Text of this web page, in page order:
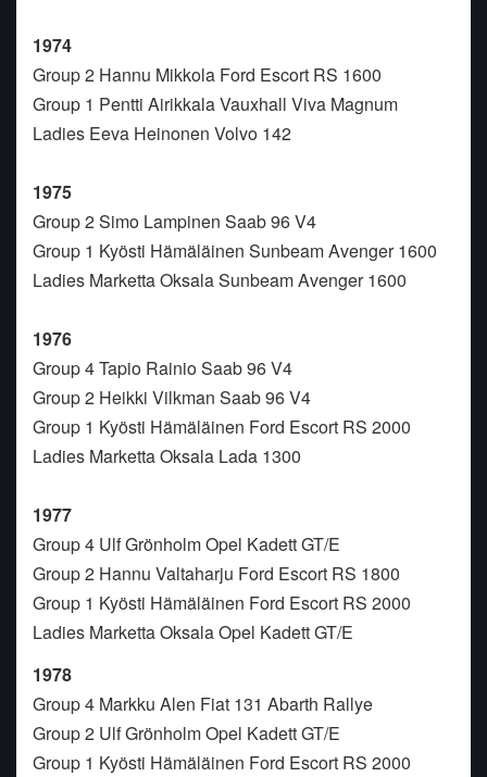
1974
Group 2 Hannu Mikkola Ford Escort RS 1600
Group 1 Pentti Airikkala Vauxhall Viva Magnum
Ladies Eeva Heinonen Volvo 142
1975
Group 2 Simo Lampinen Saab 96 V4
Group 1 Kyösti Hämäläinen Sunbeam Avenger 1600
Ladies Marketta Oksala Sunbeam Avenger 1600
1976
Group 4 Tapio Rainio Saab 96 V4
Group 2 Heikki Vilkman Saab 96 V4
Group 1 Kyösti Hämäläinen Ford Escort RS 2000
Ladies Marketta Oksala Lada 1300
1977
Group 4 Ulf Grönholm Opel Kadett GT/E
Group 2 Hannu Valtaharju Ford Escort RS 1800
Group 1 Kyösti Hämäläinen Ford Escort RS 2000
Ladies Marketta Oksala Opel Kadett GT/E
1978
Group 4 Markku Alen Fiat 131 Abarth Rallye
Group 2 Ulf Grönholm Opel Kadett GT/E
Group 1 Kyösti Hämäläinen Ford Escort RS 2000